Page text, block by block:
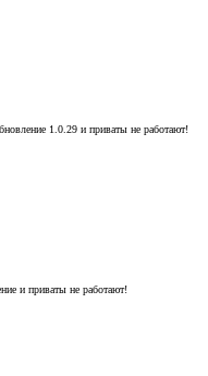
1.0.29 и приваты не работают!
и приваты не работают!